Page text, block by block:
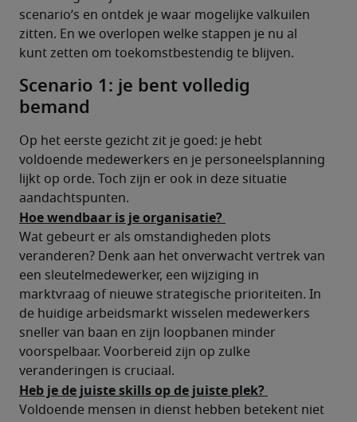
scenario’s en ontdek je waar mogelijke valkuilen
zitten. En we overlopen welke stappen je nu al
kunt zetten om toekomstbestendig te blijven.
Scenario 1: je bent volledig
bemand
Op het eerste gezicht zit je goed: je hebt
voldoende medewerkers en je personeelsplanning
lijkt op orde. Toch zijn er ook in deze situatie
aandachtspunten.
Hoe wendbaar is je organisatie?
Wat gebeurt er als omstandigheden plots
veranderen? Denk aan het onverwacht vertrek van
een sleutelmedewerker, een wijziging in
marktvraag of nieuwe strategische prioriteiten. In
de huidige arbeidsmarkt wisselen medewerkers
sneller van baan en zijn loopbanen minder
voorspelbaar. Voorbereid zijn op zulke
veranderingen is cruciaal.
Heb je de juiste skills op de juiste plek?
Voldoende mensen in dienst hebben betekent niet